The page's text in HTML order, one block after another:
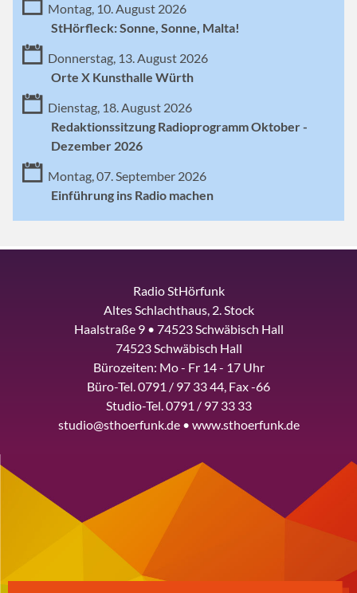
Montag, 10. August 2026
StHörfleck: Sonne, Sonne, Malta!
Donnerstag, 13. August 2026
Orte X Kunsthalle Würth
Dienstag, 18. August 2026
Redaktionssitzung Radioprogramm Oktober -
Dezember 2026
Montag, 07. September 2026
Einführung ins Radio machen
Radio StHörfunk
Altes Schlachthaus, 2. Stock
Haalstraße 9 • 74523 Schwäbisch Hall
74523 Schwäbisch Hall
Bürozeiten: Mo - Fr 14 - 17 Uhr
Büro-Tel. 0791 / 97 33 44, Fax -66
Studio-Tel. 0791 / 97 33 33
studio@sthoerfunk.de • www.sthoerfunk.de